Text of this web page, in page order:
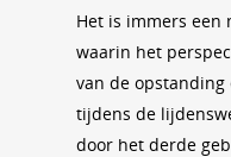
Het is immers een
waarin het
van de
tijdens de
door het derde